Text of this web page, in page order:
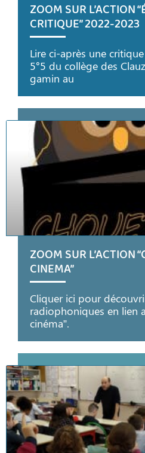
ZOOM SUR L’ACTION
CRITIQUE” 2022-2023
Lire ci-après une
5°5 du collège des
gamin au
ZOOM SUR L’ACTION
CINEMA”
Cliquer ici pour
radiophoniques en lien
cinéma”.